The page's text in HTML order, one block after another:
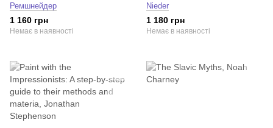
Ремшнейдер
1 160 грн
Немає в наявності
Nieder
1 180 грн
Немає в наявності